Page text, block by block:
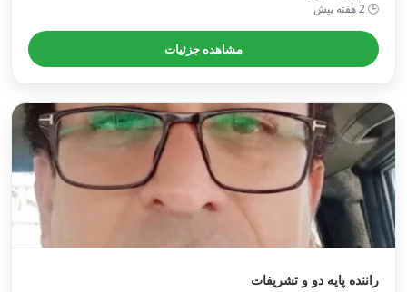
🕒 2 هفته پیش
مشاهده جزئیات
راننده پایه دو و تشریفات